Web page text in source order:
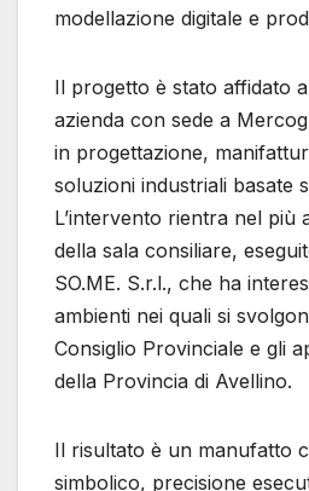
modellazione digitale e
Il progetto è stato affidato
azienda con sede a
in progettazione,
soluzioni industriali basate
L’intervento rientra nel più
della sala consiliare,
SO.ME. S.r.l., che ha
ambienti nei quali si
Consiglio Provinciale e gli
della Provincia di Avellino.
Il risultato è un manufatto
simbolico, precisione